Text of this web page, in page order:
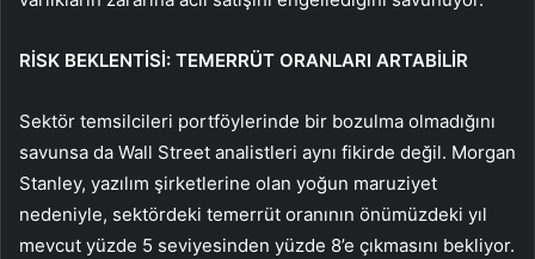
RİSK BEKLENTİSİ: TEMERRÜT ORANLARI ARTABİLİR
Sektör temsilcileri portföylerinde bir bozulma olmadığını
savunsa da Wall Street analistleri aynı fikirde değil. Morgan
Stanley, yazılım şirketlerine olan yoğun maruziyet
nedeniyle, sektördeki temerrüt oranının önümüzdeki yıl
mevcut yüzde 5 seviyesinden yüzde 8’e çıkmasını bekliyor.